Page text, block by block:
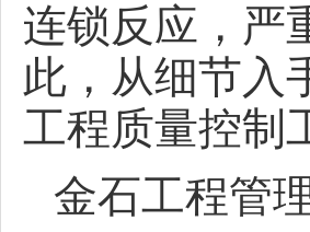
连锁反应，严
此，从细节入
工程质量控制
金石工程管